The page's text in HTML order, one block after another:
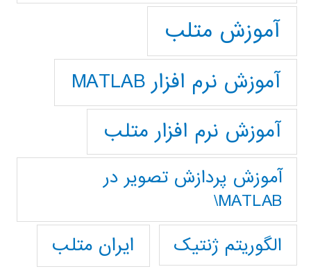
آموزش متلب
آموزش نرم افزار MATLAB
آموزش نرم افزار متلب
آموزش پردازش تصوير در
MATLAB\
الگوریتم ژنتیک
ایران متلب